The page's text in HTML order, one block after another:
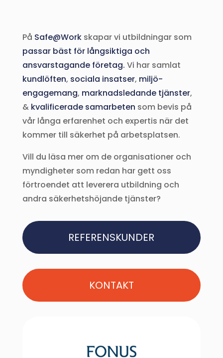
På Safe@Workskapar vi utbildningar som
passar bäst för långsiktiga och
ansvarstagande företag. Vi har samlat
kundlöften, sociala insatser, miljö-
engagemang, marknadsledande tjänster,
& kvalificerade samarbeten som bevis på
vår långa erfarenhet och expertis när det
kommer till säkerhet på arbetsplatsen.
Vill du läsa mer om de organisationer och
myndigheter som redan har gett oss
förtroendet att leverera utbildning och
andra säkerhetshöjande tjänster?
REFERENSKUNDER
KONTAKT